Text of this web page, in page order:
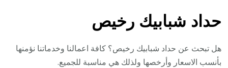
حداد شبابيك رخيص
هل تبحث عن حداد شبابيك رخيص؟ كافة اعمالنا وخدماتنا نؤمنها
بأنسب الاسعار وأرخصها ولذلك هي مناسبة للجميع.